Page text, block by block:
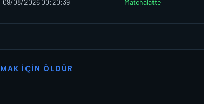
09/08/2026 00:20:39 Matchalatte
MAK İ ÇI N Ö L D Ü R